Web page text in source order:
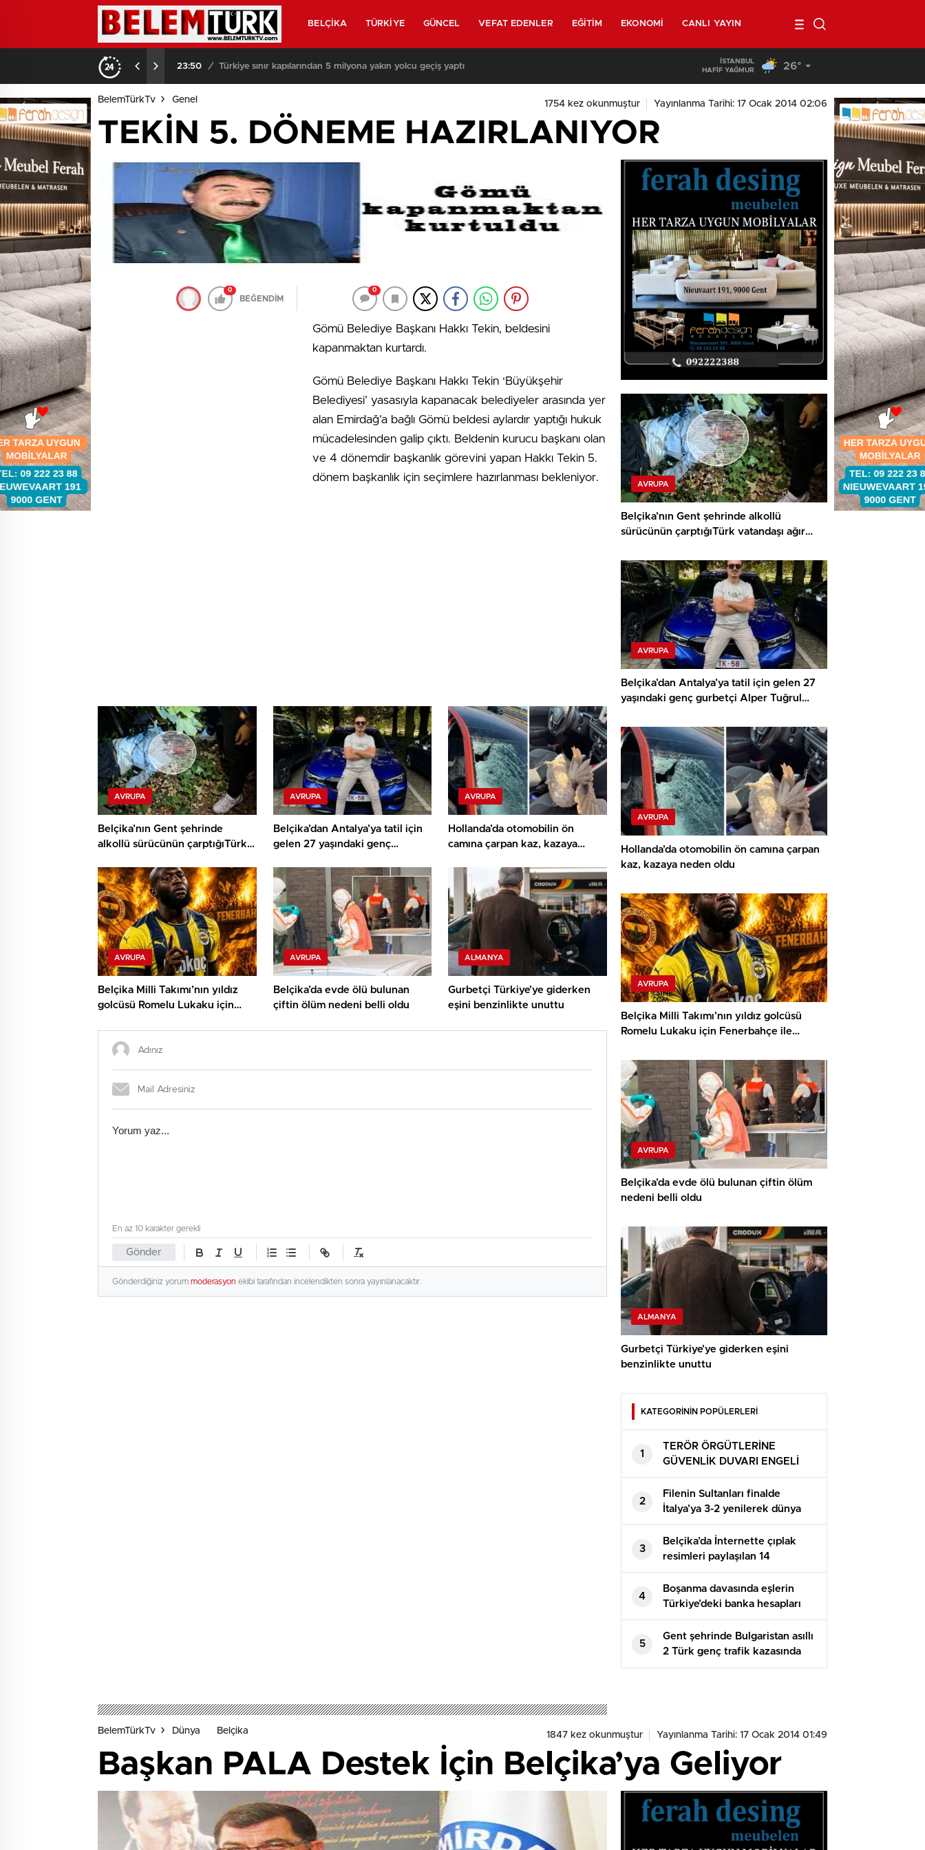
BELÇIKA TÜRKIYE GÜNCEL VEFAT EDENLER EĞITIM EKONOMI CANLI YAYIN
23:50 / Türkiye sınır kapılarından 5 milyona yakın yolcu geçiş yaptı Brüksel sokaklarında yeniden askerler mi devriye
İSTANBUL
HAFİF YAĞMUR
26°
BelemTürkTv Genel 1754 kez okunmuştur Yayınlanma Tarihi: 17 Ocak 2014 02:06
TEKİN 5. DÖNEME HAZIRLANIYOR
0
BEĞENDİM
0
Gömü Belediye Başkanı Hakkı Tekin, beldesini
kapanmaktan kurtardı.
Gömü Belediye Başkanı Hakkı Tekin ‘Büyükşehir
Belediyesi’ yasasıyla kapanacak belediyeler arasında yer
alan Emirdağ’a bağlı Gömü beldesi aylardır yaptığı hukuk
mücadelesinden galip çıktı. Beldenin kurucu başkanı olan
ve 4 dönemdir başkanlık görevini yapan Hakkı Tekin 5.
dönem başkanlık için seçimlere hazırlanması bekleniyor.
AVRUPA
Belçika’nın Gent şehrinde
alkollü sürücünün çarptığıTürk
AVRUPA
Belçika’dan Antalya’ya tatil için
gelen 27 yaşındaki genç
hayatını kaybetti
AVRUPA
Hollanda’da otomobilin ön
camına çarpan kaz, kazaya
AVRUPA
Belçika Milli Takımı’nın yıldız
golcüsü Romelu Lukaku için
AVRUPA
Belçika’da evde ölü bulunan
çiftin ölüm nedeni belli oldu
ALMANYA
Gurbetçi Türkiye’ye giderken
eşini benzinlikte unuttu
Gönder
En az 10 karakter gerekli
Gönderdiğiniz yorum moderasyon ekibi tarafından incelendikten sonra yayınlanacaktır.
AVRUPA
Belçika’nın Gent şehrinde alkollü
sürücünün çarptığıTürk vatandaşı ağır
AVRUPA
Belçika’dan Antalya’ya tatil için gelen 27
yaşındaki genç gurbetçi Alper Tuğrul
AVRUPA
Hollanda’da otomobilin ön camına çarpan
kaz, kazaya neden oldu
AVRUPA
Belçika Milli Takımı’nın yıldız golcüsü
Romelu Lukaku için Fenerbahçe ile
AVRUPA
Belçika’da evde ölü bulunan çiftin ölüm
nedeni belli oldu
ALMANYA
Gurbetçi Türkiye’ye giderken eşini
benzinlikte unuttu
KATEGORİNİN POPÜLERLERİ
1
TERÖR ÖRGÜTLERİNE
GÜVENLİK DUVARI ENGELİ
2
Filenin Sultanları finalde
İtalya’ya 3-2 yenilerek dünya
ikincisi oldu
3
Belçika’da İnternette çıplak
resimleri paylaşılan 14
yaşındaki kız çocuğu intihar
etti
4
Boşanma davasında eşlerin
Türkiye’deki banka hesapları
paylaşılır mı?
5
Gent şehrinde Bulgaristan asıllı
2 Türk genç trafik kazasında
yaşamını kaybetti
BelemTürkTv Dünya Belçika 1847 kez okunmuştur Yayınlanma Tarihi: 17 Ocak 2014 01:49
Başkan PALA Destek İçin Belçika’ya Geliyor